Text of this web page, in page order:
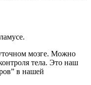
мозге. Можно
тела. Это наш
в нашей